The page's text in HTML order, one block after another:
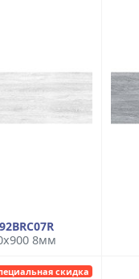
8мм
скидка